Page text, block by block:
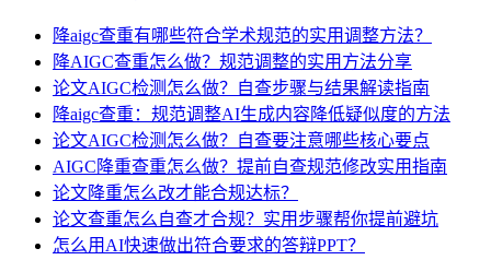
降aigc查重有哪些符合学术规范的实用调整方法？
降AIGC查重怎么做？规范调整的实用方法分享
论文AIGC检测怎么做？自查步骤与结果解读指南
降aigc查重：规范调整AI生成内容降低疑似度的方法
论文AIGC检测怎么做？自查要注意哪些核心要点
AIGC降重查重怎么做？提前自查规范修改实用指南
论文降重怎么改才能合规达标？
论文查重怎么自查才合规？实用步骤帮你提前避坑
怎么用AI快速做出符合要求的答辩PPT？